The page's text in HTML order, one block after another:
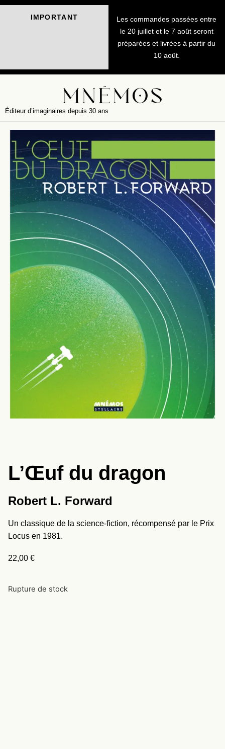
IMPORTANT
Les commandes passées entre
le 20 juillet et le 7 août seront
préparées et livrées à partir du
10 août.
Éditeur d’imaginaires depuis 30 ans
L’Œuf du dragon
Robert L. Forward
Un classique de la science-fiction, récompensé par le Prix
Locus en 1981.
22,00 €
Rupture de stock